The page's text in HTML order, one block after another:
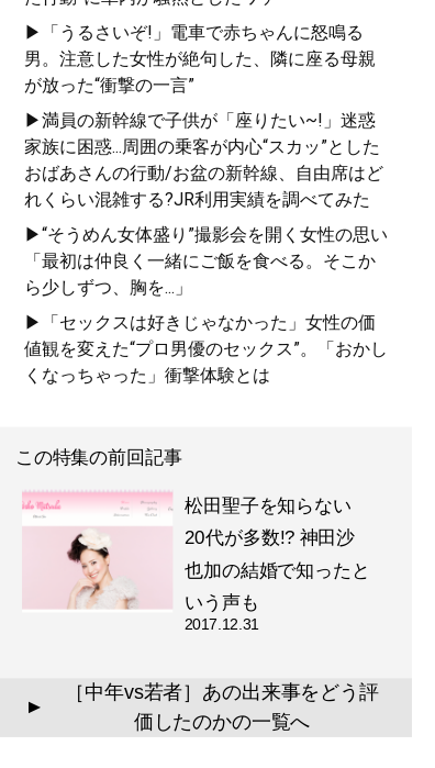
▶「うるさいぞ!」電車で赤ちゃんに怒鳴る
男。注意した女性が絶句した、隣に座る母親
が放った“衝撃の一言”
▶満員の新幹線で子供が「座りたい~!」迷惑
家族に困惑...周囲の乗客が内心“スカッ”とした
おばあさんの行動/お盆の新幹線、自由席はど
れくらい混雑する?JR利用実績を調べてみた
▶“そうめん女体盛り”撮影会を開く女性の思い
「最初は仲良く一緒にご飯を食べる。そこか
ら少しずつ、胸を...」
▶「セックスは好きじゃなかった」女性の価
値観を変えた“プロ男優のセックス”。「おかし
くなっちゃった」衝撃体験とは
この特集の前回記事
松田聖子を知らない
20代が多数!? 神田沙
也加の結婚で知ったと
いう声も
2017.12.31
▲
［中年vs若者］あの出来事をどう評
価したのかの一覧へ